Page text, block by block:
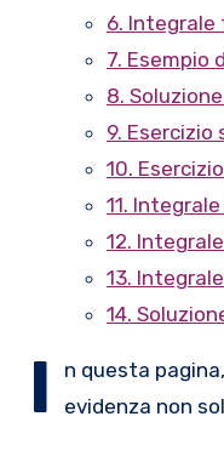
6. Integrale
7. Esempio
8.
9.
10.
11.
12.
13.
14.
I n questa
evidenza non